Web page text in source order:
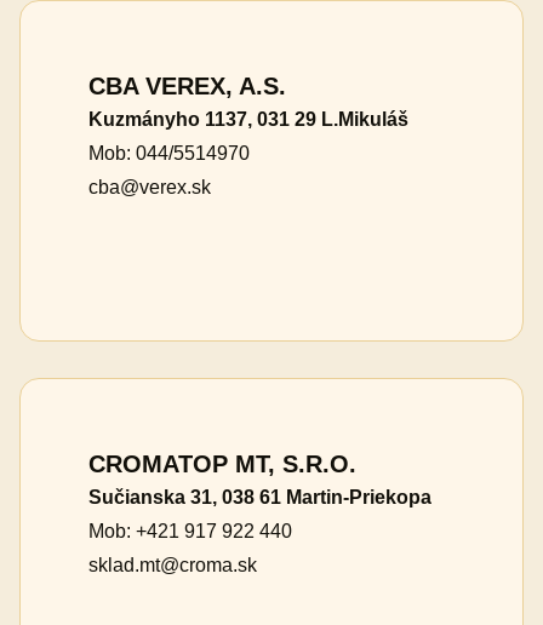
CBA VEREX, A.S.
Kuzmányho 1137, 031 29 L.Mikuláš
Mob: 044/5514970
cba@verex.sk
CROMATOP MT, S.R.O.
Sučianska 31, 038 61 Martin-Priekopa
Mob: +421 917 922 440
sklad.mt@croma.sk